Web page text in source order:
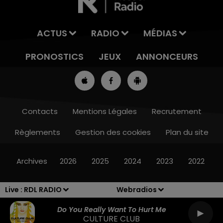
Live : RDL RADIO
Webradios
Do You Really Want To Hurt Me
CULTURE CLUB
7h00 - 10h00
ACTUS RADIO
MÉDIAS
PRONOSTICS
JEUX ANNONCEURS
Contacts Mentions Légales
Recrutement
Règlements
Gestion des cookies Plan du site
Archives 2026 2025 2024 2023 2022